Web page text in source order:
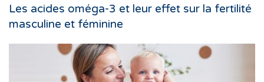
Les acides oméga-3 et leur effet sur la fertilité
masculine et féminine